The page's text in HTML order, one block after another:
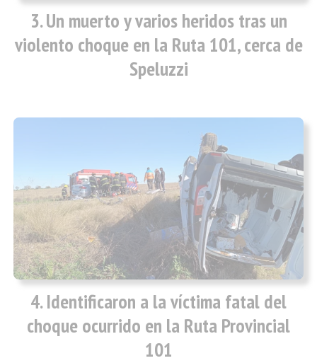
Un muerto y varios heridos tras un
violento choque en la Ruta 101, cerca de
Speluzzi
Identificaron a la víctima fatal del
choque ocurrido en la Ruta Provincial
101